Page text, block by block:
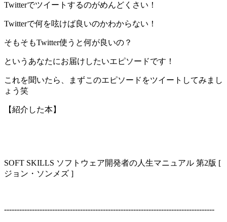
Twitterでツイートするのがめんどくさい！
Twitterで何を呟けば良いのかわからない！
そもそもTwitter使うと何が良いの？
というあなたにお届けしたいエピソードです！
これを聞いたら、まずこのエピソードをツイートしてみまし
ょう笑
【紹介した本】
SOFT SKILLS ソフトウェア開発者の人生マニュアル 第2版 [
ジョン・ソンメズ ]
-----------------------------------------------------------------------------------